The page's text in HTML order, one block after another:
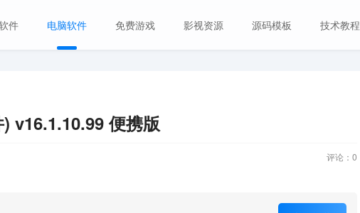
件 电脑软件 免费游戏 影视资源 源码模板 技术教程
v16.1.10.99 便携版
评论： 0